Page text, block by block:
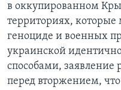
в оккупированном
территориях, которые
геноциде и военных
украинской
способами, заявление
перед вторжением,